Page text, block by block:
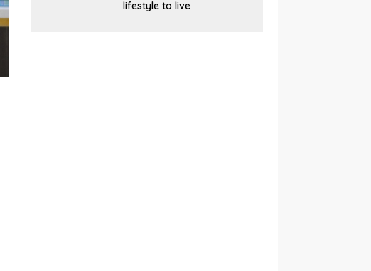
lifestyle to live